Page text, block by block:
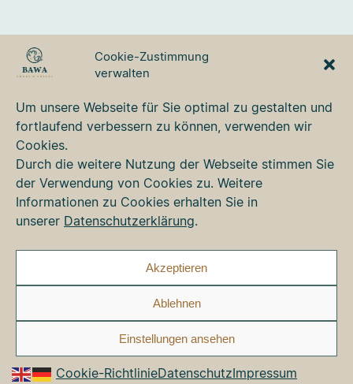
Cookie-Zustimmung
verwalten
Um unsere Webseite für Sie optimal zu gestalten und
fortlaufend verbessern zu können, verwenden wir
Cookies.
Durch die weitere Nutzung der Webseite stimmen Sie
der Verwendung von Cookies zu. Weitere
Informationen zu Cookies erhalten Sie in
unserer Datenschutzerklärung.
Akzeptieren
Ablehnen
Einstellungen ansehen
Cookie-RichtlinieDatenschutzImpressum
GmbH
Tel. +49 8331 76 42 49
bawa@bawa.de
www.bawa.de
Kontakt
Newsletter
Datenschutz